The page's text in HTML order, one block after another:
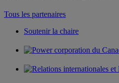
Tous les partenaires
Soutenir la chaire